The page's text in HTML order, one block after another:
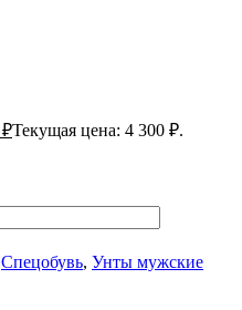
₽Текущая цена: 4 300 ₽.
Спецобувь, Унты мужские